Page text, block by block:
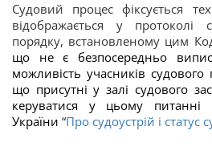
Судовий процес фіксується
відображається у протоколі
порядку, встановленому цим
що не є безпосередньо
можливість учасників судового
що присутні у залі судового
керуватися у цьому питанні
України “Про судоустрій і статус